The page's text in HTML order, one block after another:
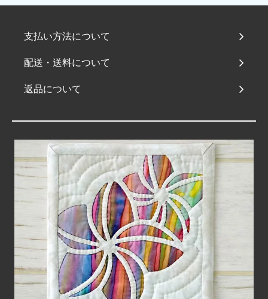
支払い方法について
配送・送料について
返品について